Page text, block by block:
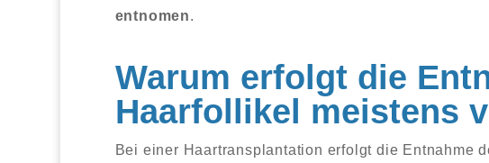
entnomen.
Warum erfolgt die
Haarfollikel meistens
Bei einer Haartransplantation erfolgt die Entnahme